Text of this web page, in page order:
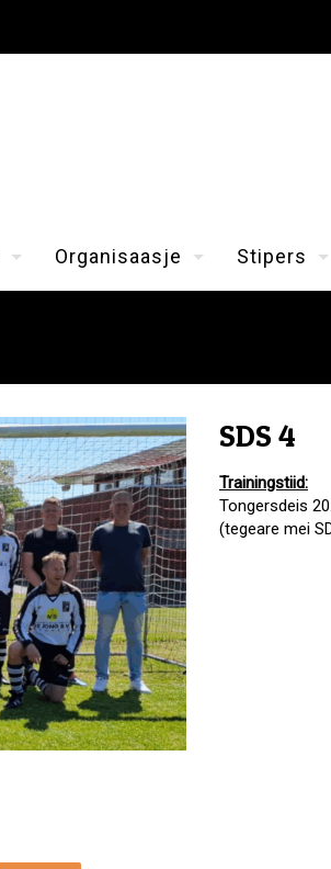
Organisaasje Stipers
SDS 4
Trainingstiid:
Tongersdeis
(tegeare mei